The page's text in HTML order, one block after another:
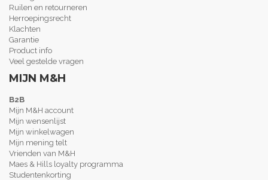
Ruilen en retourneren
Herroepingsrecht
Klachten
Garantie
Product info
Veel gestelde vragen
MIJN M&H
B2B
Mijn M&H account
Mijn wensenlijst
Mijn winkelwagen
Mijn mening telt
Vrienden van M&H
Maes & Hills loyalty programma
Studentenkorting